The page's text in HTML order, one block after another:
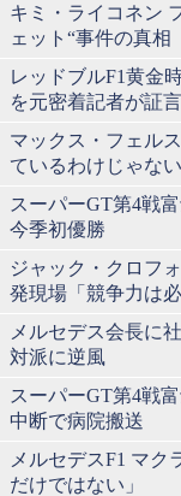
キミ・ライコネン
ェット“事件の真相
レッドブルF1黄金
を元密着記者が証言
マックス・フェル
ているわけじゃない
スーパーGT第4戦
今季初優勝
ジャック・クロフ
発現場「競争力は必
メルセデス会長に
対派に逆風
スーパーGT第4戦
中断で病院搬送
メルセデスF1 マク
だけではない」